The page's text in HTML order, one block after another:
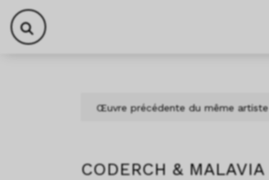
Aller au contenu
Skip to footer
Œuvre précédente du même artiste
CODERCH & MALAVIA